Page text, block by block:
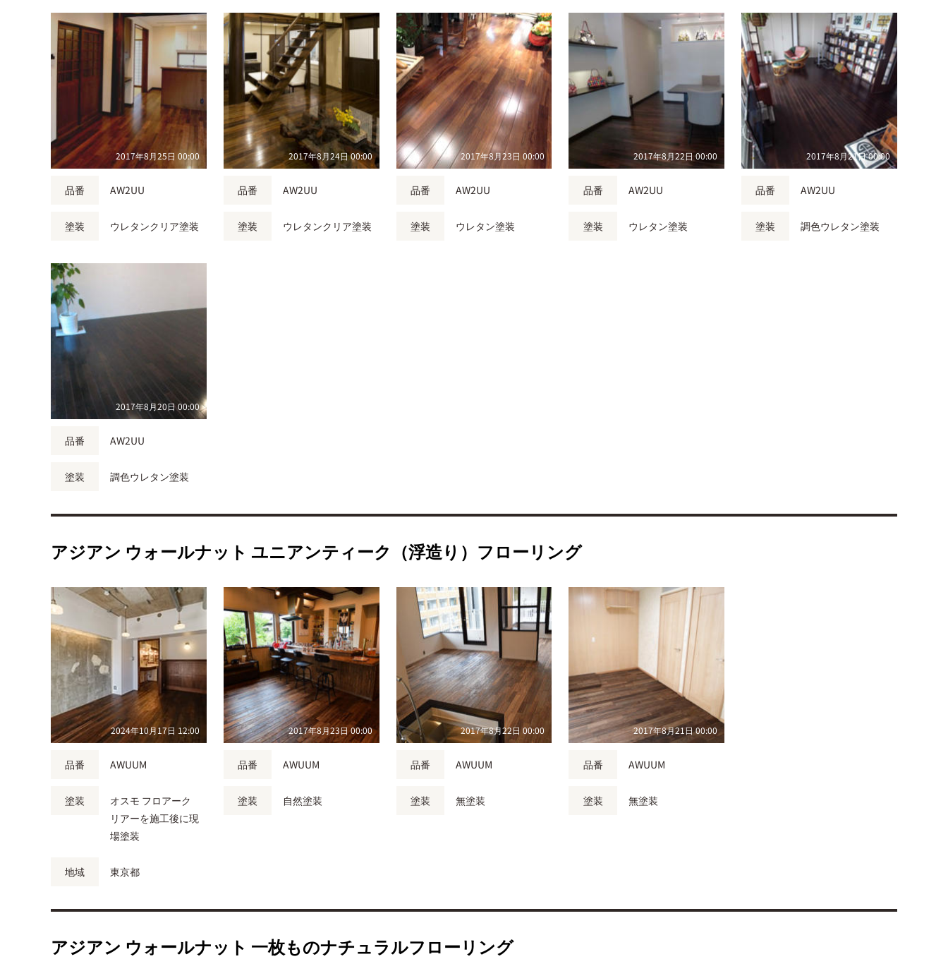
2017年8月25日 00:00
品番 AW2UU
塗装 ウレタンクリア塗装
2017年8月24日 00:00
品番 AW2UU
塗装 ウレタンクリア塗装
2017年8月23日 00:00
品番 AW2UU
塗装 ウレタン塗装
2017年8月22日 00:00
品番 AW2UU
塗装 ウレタン塗装
2017年8月21日 00:00
品番 AW2UU
塗装 調色ウレタン塗装
2017年8月20日 00:00
品番 AW2UU
塗装 調色ウレタン塗装
アジアン ウォールナット ユニアンティーク（浮造り）フローリング
2024年10月17日 12:00
品番 AWUUM
塗装
オスモ フロアーク
リアーを施工後に現
場塗装
地域 東京都
2017年8月23日 00:00
品番 AWUUM
塗装 自然塗装
2017年8月22日 00:00
品番 AWUUM
塗装 無塗装
2017年8月21日 00:00
品番 AWUUM
塗装 無塗装
アジアン ウォールナット 一枚ものナチュラルフローリング